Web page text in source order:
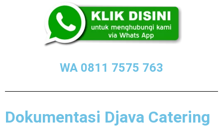
WA 0811 7575 763
Dokumentasi Djava Catering